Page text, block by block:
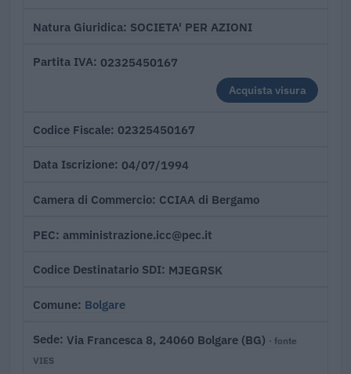
Natura Giuridica SOCIETA' PER AZIONI
Partita IVA 02325450167
Acquista visura
Codice Fiscale 02325450167
Data Iscrizione 04/07/1994
Camera di Commercio CCIAA di Bergamo
PEC amministrazione.icc@pec.it
Codice Destinatario SDI MJEGRSK
Comune Bolgare
Sede Via Francesca 8, 24060 Bolgare (BG) · fonte
VIES